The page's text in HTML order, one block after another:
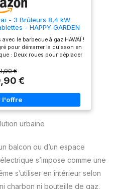
- 3 Brûleurs 8,4 kW
- HAPPY GARDEN
le barbecue à gaz HAWAÏ !
pour démarrer la cuisson en
: Deux roues pour déplacer
: Barbecue : L 100
cuisson : L 53 × l 33,5cm -
- Couleurs : Barbecue : noir
- À monter (notice incluse) -
1 colis en pas de porte, en bas
€
€
urbaine
balcon ou d’un espace
s’impose comme une
s’utiliser en intérieur selon
charbon ni bouteille de gaz.